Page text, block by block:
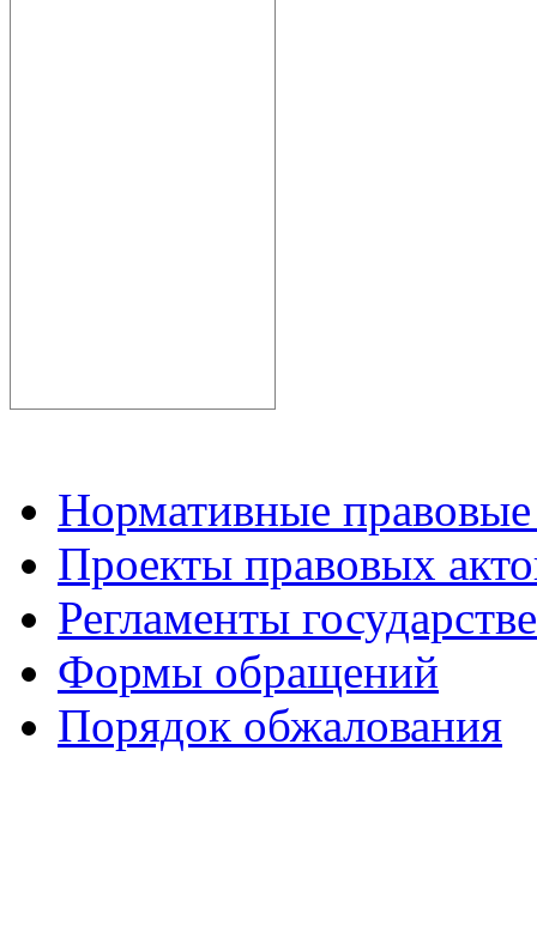
Нормативные
Проекты правовых
Регламенты
Формы обращений
Порядок обжалования